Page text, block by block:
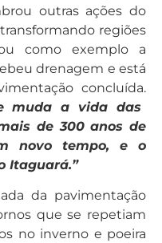
outras ações do
regiões
como exemplo a
drenagem e está
concluída.
muda a vida das
de 300 anos de
novo tempo, e o
Itaguará.”
da pavimentação
que se repetiam
no inverno e poeira